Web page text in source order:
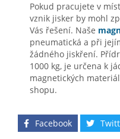
Pokud pracujete v
vznik jisker by mohl
Vás řešení. Naše
pneumatická a při
žádného jiskření.
1000 kg, je určena k
magnetických
shopu.
Facebook